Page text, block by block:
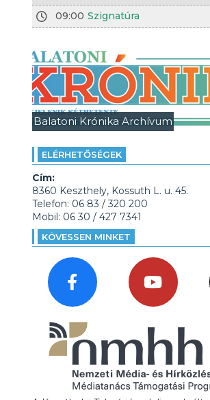
09:00 Szignatúra
Balatoni Krónika Archívum
ELÉRHETŐSÉGEK
Cím:
8360 Keszthely, Kossuth L. u. 45.
Telefon: 06 83 / 320 200
Mobil: 06 30 / 427 7341
KÖVESSEN MINKET